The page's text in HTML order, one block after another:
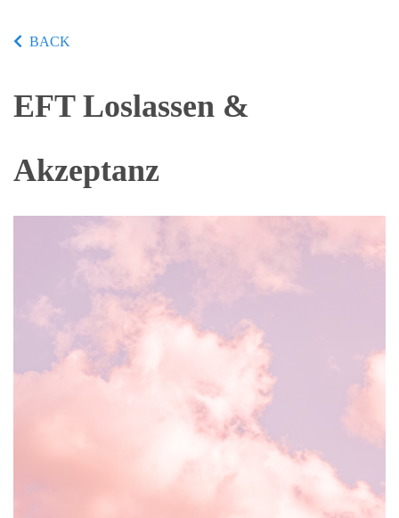
BACK
EFT Loslassen &
Akzeptanz